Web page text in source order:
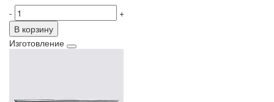
-
+
В корзину
Изготовление